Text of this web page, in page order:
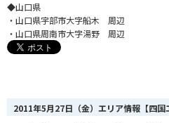
◆山口県
・山口県宇部市大字船木 周辺
・山口県周南市大字湯野 周辺
2011年5月27日（金）エリア情報【四国